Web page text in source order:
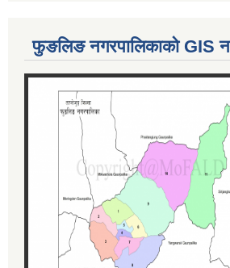
फुङलिङ नगरपालिकाको GIS